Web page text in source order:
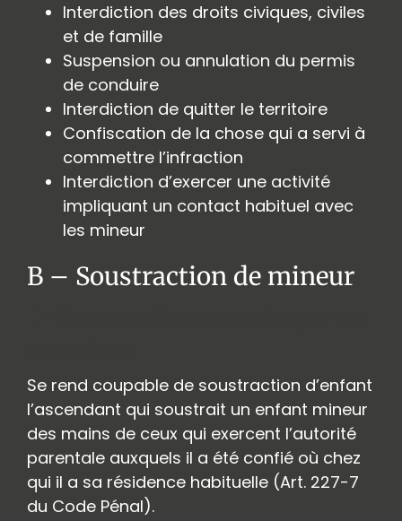
Interdiction des droits civiques, civiles
et de famille
Suspension ou annulation du permis
de conduire
Interdiction de quitter le territoire
Confiscation de la chose qui a servi à
commettre l’infraction
Interdiction d’exercer une activité
impliquant un contact habituel avec
les mineur
B – Soustraction de mineur
Se rend coupable de soustraction d’enfant
l’ascendant qui soustrait un enfant mineur
des mains de ceux qui exercent l’autorité
parentale auxquels il a été confié où chez
qui il a sa résidence habituelle (Art. 227-7
du Code Pénal).